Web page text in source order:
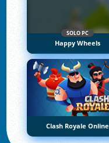
SOLO PC
Happy Wheels
Clash Royale Online